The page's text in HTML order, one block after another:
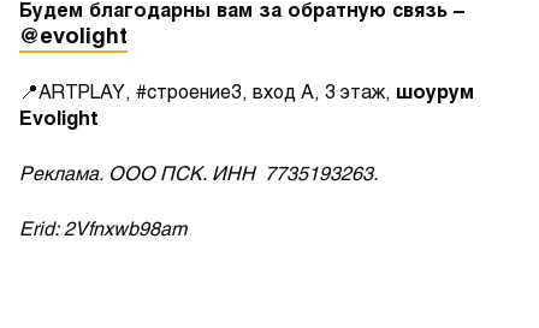
Будем благодарны вам за обратную связь –
@evolight
📍ARTPLAY, #строение3, вход А, 3 этаж, шоурум
Evolight
Реклама. ООО ПСК. ИНН 7735193263.
Erid: 2Vfnxwb98am